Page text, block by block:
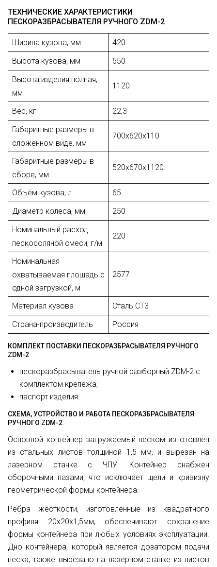
ТЕХНИЧЕСКИЕ ХАРАКТЕРИСТИКИ
ПЕСКОРАЗБРАСЫВАТЕЛЯ РУЧНОГО ZDM-2
Ширина кузова, мм
420
Высота кузова, мм
550
Высота изделия полная,
мм
1120
Вес, кг
22,3
Габаритные размеры в
сложенном виде, мм
700х620х110
Габаритные размеры в
сборе, мм
520х670х1120
Объём кузова, л
65
Диаметр колеса, мм
250
Номинальный расход
пескосоляной смеси, г/м
220
Номинальная
охватываемая площадь с
одной загрузкой, м
2577
Материал кузова
Сталь СТ3
Страна-производитель
Россия
КОМПЛЕКТ ПОСТАВКИ ПЕСКОРАЗБРАСЫВАТЕЛЯ РУЧНОГО
ZDM-2
пескоразбрасыватель ручной разборный ZDM-2 с
комплектом крепежа;
паспорт изделия.
СХЕМА, УСТРОЙСТВО И РАБОТА ПЕСКОРАЗБРАСЫВАТЕЛЯ
РУЧНОГО ZDM-2
Основной контейнер загружаемый песком изготовлен
из стальных листов толщиной 1,5 мм, и вырезан на
лазерном станке с ЧПУ. Контейнер снабжен
сборочными пазами, что исключает щели и кривизну
геометрической формы контейнера.
Ребра жесткости, изготовленные из квадратного
профиля 20х20х1,5мм, обеспечивают сохранение
формы контейнера при любых условиях эксплуатации.
Дно контейнера, который является дозатором подачи
песка, также вырезано на лазерном станке из листов